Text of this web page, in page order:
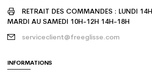
RETRAIT DES COMMANDES : LUNDI
MARDI AU SAMEDI 10H-12H 14H-18H
serviceclient@freeglisse.com
INFORMATIONS